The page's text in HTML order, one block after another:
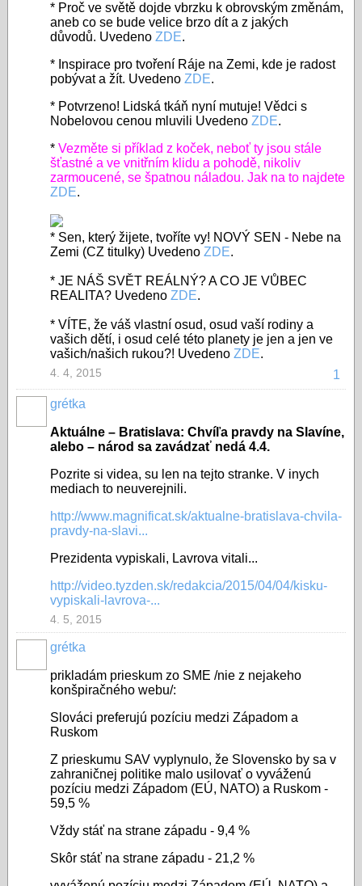
* Proč ve světě dojde vbrzku k obrovským změnám,
aneb co se bude velice brzo dít a z jakých
důvodů. Uvedeno ZDE.
* Inspirace pro tvoření Ráje na Zemi, kde je radost
pobývat a žít. Uvedeno ZDE.
* Potvrzeno! Lidská tkáň nyní mutuje! Vědci s
Nobelovou cenou mluvili Uvedeno ZDE.
* Vezměte si příklad z koček, neboť ty jsou stále
šťastné a ve vnitřním klidu a pohodě, nikoliv
zarmoucené, se špatnou náladou. Jak na to najdete
ZDE.
* Sen, který žijete, tvoříte vy! NOVÝ SEN - Nebe na
Zemi (CZ titulky) Uvedeno ZDE.
* JE NÁŠ SVĚT REÁLNÝ? A CO JE VŮBEC
REALITA? Uvedeno ZDE.
* VÍTE, že váš vlastní osud, osud vaší rodiny a
vašich dětí, i osud celé této planety je jen a jen ve
vašich/našich rukou?! Uvedeno ZDE.
1
4. 4, 2015
grétka
Aktuálne – Bratislava: Chvíľa pravdy na Slavíne,
alebo – národ sa zavádzať nedá 4.4.
Pozrite si videa, su len na tejto stranke. V inych
mediach to neuverejnili.
http://www.magnificat.sk/aktualne-bratislava-chvila-
pravdy-na-slavi...
Prezidenta vypiskali, Lavrova vitali...
http://video.tyzden.sk/redakcia/2015/04/04/kisku-
vypiskali-lavrova-...
4. 5, 2015
grétka
prikladám prieskum zo SME /nie z nejakeho
konšpiračného webu/:
Slováci preferujú pozíciu medzi Západom a
Ruskom
Z prieskumu SAV vyplynulo, že Slovensko by sa v
zahraničnej politike malo usilovať o vyváženú
pozíciu medzi Západom (EÚ, NATO) a Ruskom -
59,5 %
Vždy stáť na strane západu - 9,4 %
Skôr stáť na strane západu - 21,2 %